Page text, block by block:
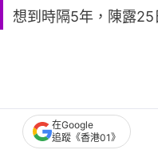
想到時隔5年，陳露25
在Google
追蹤《香港01》